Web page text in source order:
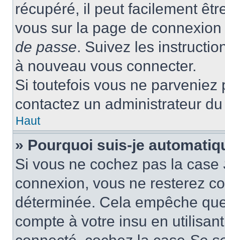
récupéré, il peut facilement
vous sur la page de
de passe. Suivez les
à nouveau vous connecter.
Si toutefois vous ne
contactez un administrateur
Haut
» Pourquoi suis-je
Si vous ne cochez pas la case
connexion, vous ne resterez
déterminée. Cela empêche
compte à votre insu en